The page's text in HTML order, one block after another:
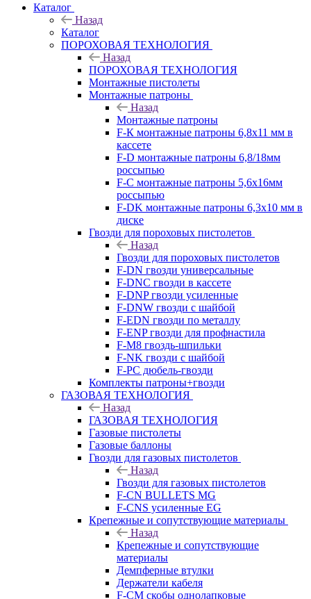
Каталог
Назад
Каталог
ПОРОХОВАЯ ТЕХНОЛОГИЯ
Назад
ПОРОХОВАЯ ТЕХНОЛОГИЯ
Монтажные пистолеты
Монтажные патроны
Назад
Монтажные патроны
F-К монтажные патроны 6,8х11 мм в
кассете
F-D монтажные патроны 6,8/18мм
россыпью
F-C монтажные патроны 5,6х16мм
россыпью
F-DK монтажные патроны 6,3х10 мм в
диске
Гвозди для пороховых пистолетов
Назад
Гвозди для пороховых пистолетов
F-DN гвозди универсальные
F-DNC гвозди в кассете
F-DNP гвозди усиленные
F-DNW гвозди с шайбой
F-EDN гвозди по металлу
F-ENP гвозди для профнастила
F-M8 гвоздь-шпильки
F-NK гвозди с шайбой
F-PC дюбель-гвозди
Комплекты патроны+гвозди
ГАЗОВАЯ ТЕХНОЛОГИЯ
Назад
ГАЗОВАЯ ТЕХНОЛОГИЯ
Газовые пистолеты
Газовые баллоны
Гвозди для газовых пистолетов
Назад
Гвозди для газовых пистолетов
F-CN BULLETS MG
F-CNS усиленные EG
Крепежные и сопутствующие материалы
Назад
Крепежные и сопутствующие
материалы
Демпферные втулки
Держатели кабеля
F-CM скобы однолапковые